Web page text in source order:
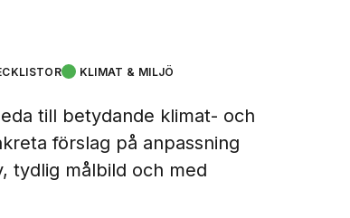
KLIMAT & MILJÖ
till betydande klimat- och
förslag på anpassning
tydlig målbild och med